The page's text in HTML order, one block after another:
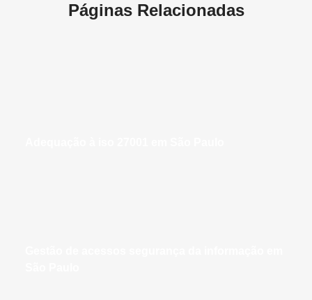
Páginas Relacionadas